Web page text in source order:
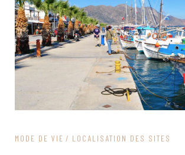
MODE DE VIE LOCALISATION DES SITES